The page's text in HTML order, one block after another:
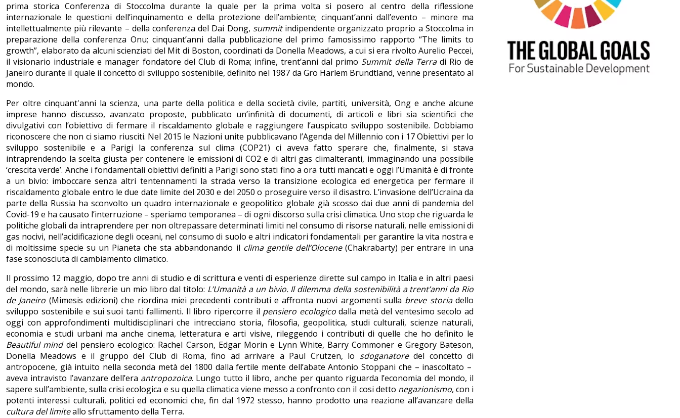
prima storica Conferenza di Stoccolma durante la quale per la prima volta si posero al centro della riflessione
internazionale le questioni dell’inquinamento e della protezione dell’ambiente; cinquant’anni dall’evento – minore ma
intellettualmente più rilevante – della conferenza del Dai Dong, summitindipendente organizzato proprio a Stoccolma in
preparazione della conferenza Onu; cinquant’anni dalla pubblicazione del primo famosissimo rapporto “The limits to
growth”, elaborato da alcuni scienziati del Mit di Boston, coordinati da Donella Meadows, a cui si era rivolto Aurelio Peccei,
il visionario industriale e manager fondatore del Club di Roma; infine, trent’anni dal primo Summit della Terradi Rio de
Janeiro durante il quale il concetto di sviluppo sostenibile, definito nel 1987 da Gro Harlem Brundtland, venne presentato al
mondo.
Per oltre cinquant'anni la scienza, una parte della politica e della società civile, partiti, università, Ong e anche alcune
imprese hanno discusso, avanzato proposte, pubblicato un’infinità di documenti, di articoli e libri sia scientifici che
divulgativi con l’obiettivo di fermare il riscaldamento globale e raggiungere l’auspicato sviluppo sostenibile. Dobbiamo
riconoscere che non ci siamo riusciti. Nel 2015 le Nazioni unite pubblicavano l’Agenda del Millennio con i 17 Obiettivi per lo
sviluppo sostenibile e a Parigi la conferenza sul clima (COP21) ci aveva fatto sperare che, finalmente, si stava
intraprendendo la scelta giusta per contenere le emissioni di CO2 e di altri gas climalteranti, immaginando una possibile
‘crescita verde’. Anche i fondamentali obiettivi definiti a Parigi sono stati fino a ora tutti mancati e oggi l’Umanità è di fronte
a un bivio: imboccare senza altri tentennamenti la strada verso la transizione ecologica ed energetica per fermare il
riscaldamento globale entro le due date limite del 2030 e del 2050 o proseguire verso il disastro. L’invasione dell’Ucraina da
parte della Russia ha sconvolto un quadro internazionale e geopolitico globale già scosso dai due anni di pandemia del
Covid-19 e ha causato l’interruzione – speriamo temporanea – di ogni discorso sulla crisi climatica. Uno stop che riguarda le
politiche globali da intraprendere per non oltrepassare determinati limiti nel consumo di risorse naturali, nelle emissioni di
gas nocivi, nell’acidificazione degli oceani, nel consumo di suolo e altri indicatori fondamentali per garantire la vita nostra e
di moltissime specie su un Pianeta che sta abbandonando il clima gentile dell’Olocene(Chakrabarty) per entrare in una
fase sconosciuta di cambiamento climatico.
Il prossimo 12 maggio, dopo tre anni di studio e di scrittura e venti di esperienze dirette sul campo in Italia e in altri paesi
del mondo, sarà nelle librerie un mio libro dal titolo: L’Umanità a un bivio. Il dilemma della sostenibilità a trent’anni da Rio
de Janeiro (Mimesis edizioni) che riordina miei precedenti contributi e affronta nuovi argomenti sulla breve storiadello
sviluppo sostenibile e sui suoi tanti fallimenti. Il libro ripercorre il pensiero ecologicodalla metà del ventesimo secolo ad
oggi con approfondimenti multidisciplinari che intrecciano storia, filosofia, geopolitica, studi culturali, scienze naturali,
economia e studi urbani ma anche cinema, letteratura e arti visive, rileggendo i contributi di quelle che ho definito le
Beautiful minddel pensiero ecologico: Rachel Carson, Edgar Morin e Lynn White, Barry Commoner e Gregory Bateson,
Donella Meadows e il gruppo del Club di Roma, fino ad arrivare a Paul Crutzen, lo sdoganatoredel concetto di
antropocene, già intuito nella seconda metà del 1800 dalla fertile mente dell’abate Antonio Stoppani che – inascoltato –
aveva intravisto l’avanzare dell’era antropozoica. Lungo tutto il libro, anche per quanto riguarda l’economia del mondo, il
sapere sull’ambiente, sulla crisi ecologica e su quella climatica viene messo a confronto con il cosi detto negazionismo, con i
potenti interessi culturali, politici ed economici che, fin dal 1972 stesso, hanno prodotto una reazione all’avanzare della
cultura del limiteallo sfruttamento della Terra.